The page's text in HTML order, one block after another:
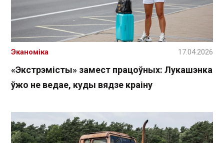
«Экстрэмісты» замест працоўных: Лукашэнка
ўжо не ведае, куды вядзе краіну
Эканоміка 17.04.2026